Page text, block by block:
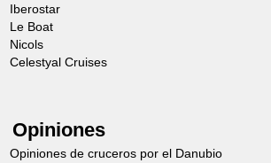
Iberostar
Le Boat
Nicols
Celestyal Cruises
Opiniones
Opiniones de cruceros por el Danubio